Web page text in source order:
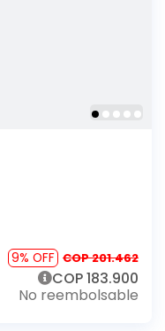
9% OFF COP 201.462
COP 183.900
No reembolsable